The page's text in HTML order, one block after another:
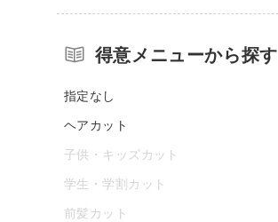
得意メニューから探す
指定なし
ヘアカット
子供・キッズカット
学生・学割カット
前髪カット